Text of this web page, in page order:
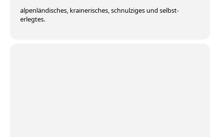
alpenländisches, krainerisches, schnulziges und selbst-
erlegtes.